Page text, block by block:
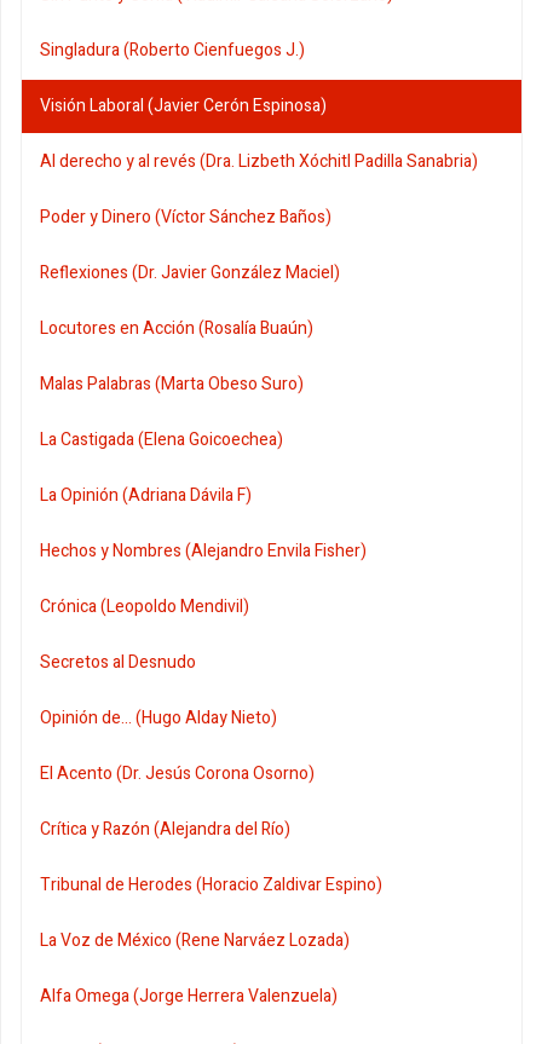
Singladura (Roberto Cienfuegos J.)
Visión Laboral (Javier Cerón Espinosa)
Al derecho y al revés (Dra. Lizbeth Xóchitl Padilla Sanabria)
Poder y Dinero (Víctor Sánchez Baños)
Reflexiones (Dr. Javier González Maciel)
Locutores en Acción (Rosalía Buaún)
Malas Palabras (Marta Obeso Suro)
La Castigada (Elena Goicoechea)
La Opinión (Adriana Dávila F)
Hechos y Nombres (Alejandro Envila Fisher)
Crónica (Leopoldo Mendivil)
Secretos al Desnudo
Opinión de... (Hugo Alday Nieto)
El Acento (Dr. Jesús Corona Osorno)
Crítica y Razón (Alejandra del Río)
Tribunal de Herodes (Horacio Zaldivar Espino)
La Voz de México (Rene Narváez Lozada)
Alfa Omega (Jorge Herrera Valenzuela)